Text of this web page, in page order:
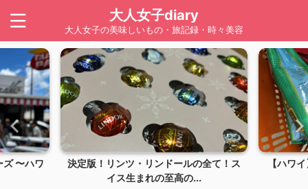
大人女子diary
大人女子の美味しいもの・旅記録・時々美容
〜ハワ
決定版！リンツ・リンドールの全て！ス
イス生まれの至高の...
【ハワ